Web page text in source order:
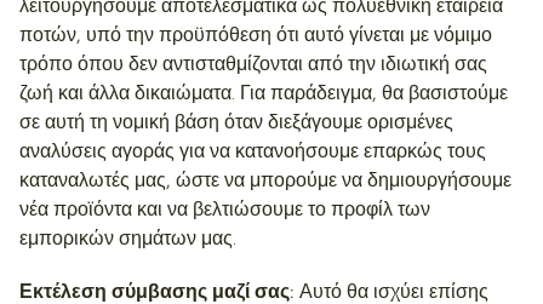
λειτουργήσουμε αποτελεσματικά ως πολυεθνική εταιρεία
ποτών, υπό την προϋπόθεση ότι αυτό γίνεται με νόμιμο
τρόπο όπου δεν αντισταθμίζονται από την ιδιωτική σας
ζωή και άλλα δικαιώματα. Για παράδειγμα, θα βασιστούμε
σε αυτή τη νομική βάση όταν διεξάγουμε ορισμένες
αναλύσεις αγοράς για να κατανοήσουμε επαρκώς τους
καταναλωτές μας, ώστε να μπορούμε να δημιουργήσουμε
νέα προϊόντα και να βελτιώσουμε το προφίλ των
εμπορικών σημάτων μας.
Εκτέλεση σύμβασης μαζί σας: Αυτό θα ισχύει επίσης